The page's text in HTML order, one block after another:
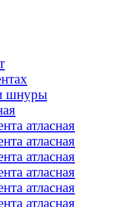
шнуры
атласная
атласная
атласная
атласная
атласная
атласная